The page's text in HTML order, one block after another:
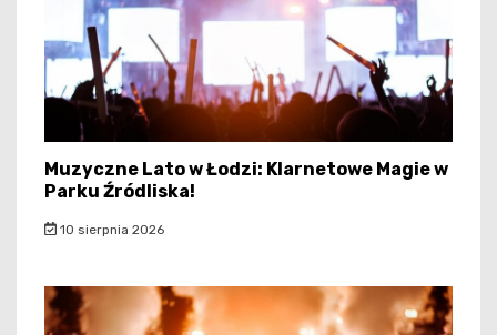
Muzyczne Lato w Łodzi: Klarnetowe Magie w
Parku Źródliska!
10 sierpnia 2026